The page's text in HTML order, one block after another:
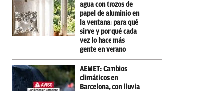
agua con trozos de
papel de aluminio en
la ventana: para qué
sirve y por qué cada
vez lo hace más
gente en verano
AEMET: Cambios
climáticos en
Barcelona, con lluvia